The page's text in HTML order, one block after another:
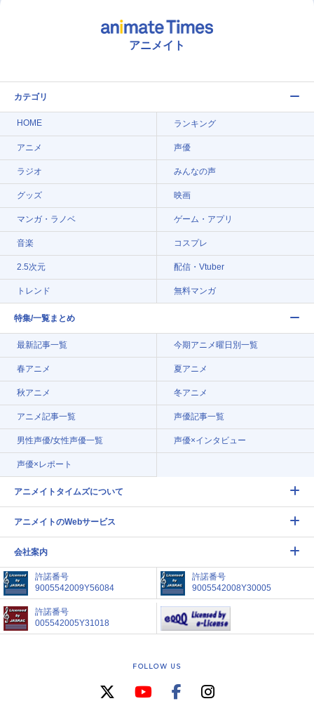
アニメイト
カテゴリ
HOME ランキング
アニメ 声優
ラジオ みんなの声
グッズ 映画
マンガ・ラノベ ゲーム・アプリ
音楽 コスプレ
2.5次元 配信・Vtuber
トレンド 無料マンガ
特集/一覧まとめ
最新記事一覧 今期アニメ曜日別一覧
春アニメ 夏アニメ
秋アニメ 冬アニメ
アニメ記事一覧 声優記事一覧
男性声優/女性声優一覧 声優×インタビュー
声優×レポート
アニメイトタイムズについて
アニメイトのWebサービス
会社案内
許諾番号
9005542009Y56084
許諾番号
9005542008Y30005
許諾番号
005542005Y31018
FOLLOW US